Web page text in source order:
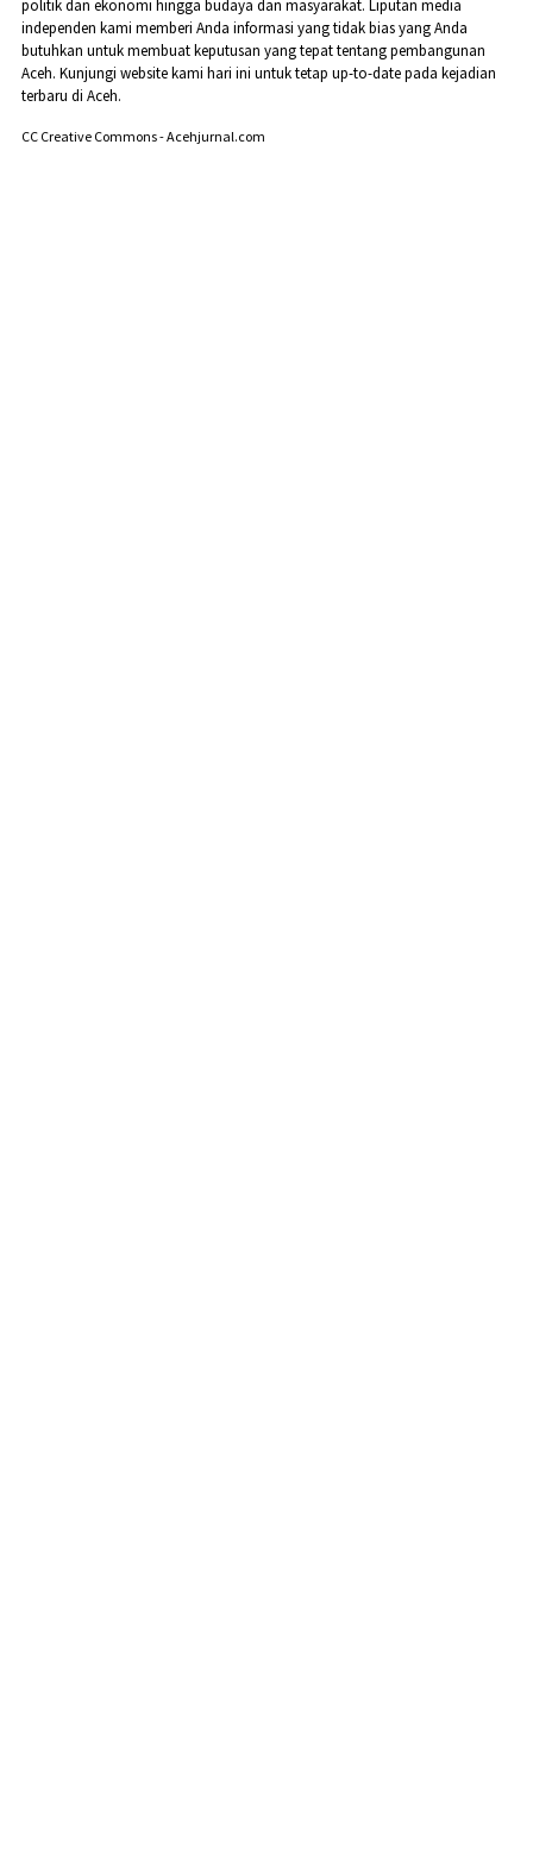
politik dan ekonomi hingga budaya dan masyarakat. Liputan media
independen kami memberi Anda informasi yang tidak bias yang Anda
butuhkan untuk membuat keputusan yang tepat tentang pembangunan
Aceh. Kunjungi website kami hari ini untuk tetap up-to-date pada kejadian
terbaru di Aceh.
CC Creative Commons - Acehjurnal.com